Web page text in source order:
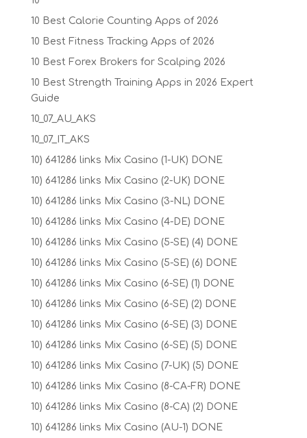
10 Best Calorie Counting Apps of 2026
10 Best Fitness Tracking Apps of 2026
10 Best Forex Brokers for Scalping 2026
10 Best Strength Training Apps in 2026 Expert
Guide
10_07_AU_AKS
10_07_IT_AKS
10) 641286 links Mix Casino (1-UK) DONE
10) 641286 links Mix Casino (2-UK) DONE
10) 641286 links Mix Casino (3-NL) DONE
10) 641286 links Mix Casino (4-DE) DONE
10) 641286 links Mix Casino (5-SE) (4) DONE
10) 641286 links Mix Casino (5-SE) (6) DONE
10) 641286 links Mix Casino (6-SE) (1) DONE
10) 641286 links Mix Casino (6-SE) (2) DONE
10) 641286 links Mix Casino (6-SE) (3) DONE
10) 641286 links Mix Casino (6-SE) (5) DONE
10) 641286 links Mix Casino (7-UK) (5) DONE
10) 641286 links Mix Casino (8-CA-FR) DONE
10) 641286 links Mix Casino (8-CA) (2) DONE
10) 641286 links Mix Casino (AU-1) DONE